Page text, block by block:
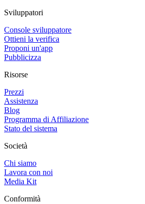
Sviluppatori
Console sviluppatore
Ottieni la verifica
Proponi un'app
Pubblicizza
Risorse
Prezzi
Assistenza
Blog
Programma di Affiliazione
Stato del sistema
Società
Chi siamo
Lavora con noi
Media Kit
Conformità